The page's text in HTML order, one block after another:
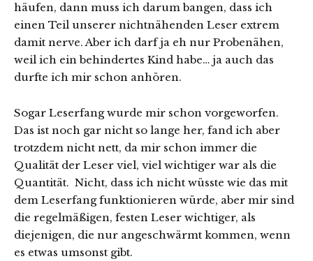
häufen, dann muss ich darum bangen, dass ich
einen Teil unserer nichtnähenden Leser extrem
damit nerve. Aber ich darf ja eh nur Probenähen,
weil ich ein behindertes Kind habe… ja auch das
durfte ich mir schon anhören.
Sogar Leserfang wurde mir schon vorgeworfen.
Das ist noch gar nicht so lange her, fand ich aber
trotzdem nicht nett, da mir schon immer die
Qualität der Leser viel, viel wichtiger war als die
Quantität. Nicht, dass ich nicht wüsste wie das mit
dem Leserfang funktionieren würde, aber mir sind
die regelmäßigen, festen Leser wichtiger, als
diejenigen, die nur angeschwärmt kommen, wenn
es etwas umsonst gibt.